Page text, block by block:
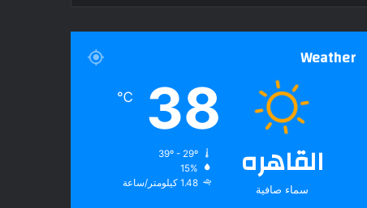
Weather
القاهره
سماء صافية
38
℃
15%
1.48 كيلومتر/ساعة